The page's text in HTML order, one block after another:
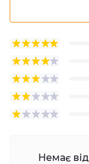
Немає